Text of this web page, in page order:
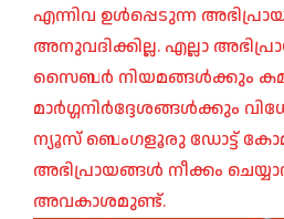
എന്നിവ ഉൾപ്പെടുന്ന
അനുവദിക്കില്ല. എല്ലാ
സൈബർ നിയമങ്ങൾക്കും
മാർഗ്ഗനിർദ്ദേശങ്ങൾക്കും
ന്യൂസ് ബെംഗളൂരു ഡോട്ട്
അഭിപ്രായങ്ങൾ നീക്കം
അവകാശമുണ്ട്.